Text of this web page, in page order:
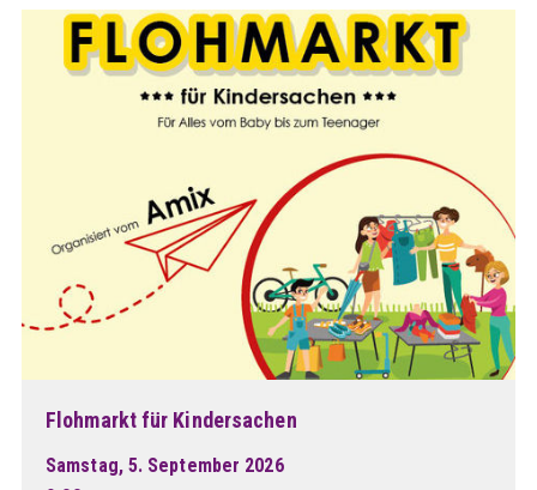
Flohmarkt für Kindersachen
Samstag, 5. September 2026